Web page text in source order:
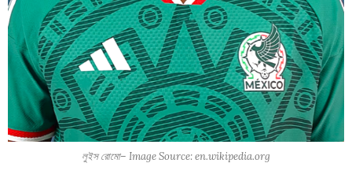
লুইস রোমো– Image Source: en.wikipedia.org